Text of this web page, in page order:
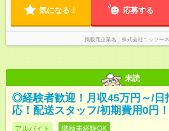
気になる！ 応募する
掲載元企業名 株式会社ニッソー
未読
◎経験者歓迎！月収45万円～/日
応！配送スタッフ/初期費用0円
アルバイト 職種未経験OK